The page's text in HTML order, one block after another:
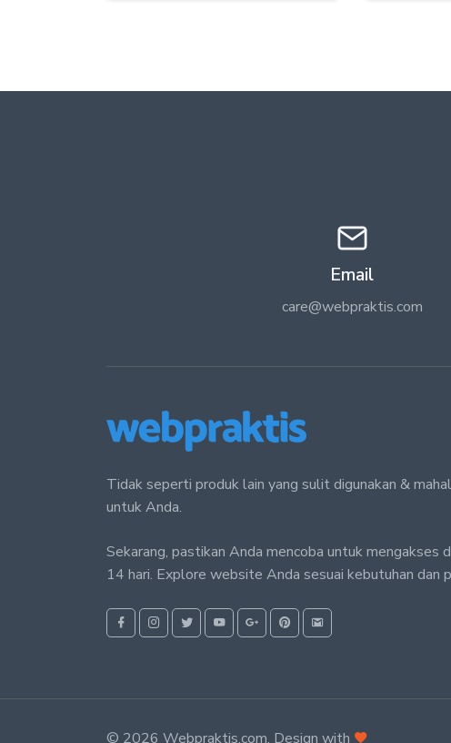
Email
care@webpraktis.com
Tidak seperti produk lain yang sulit digunakan &
untuk Anda.
Sekarang, pastikan Anda mencoba untuk mengakses
14 hari. Explore website Anda sesuai kebutuhan dan
© 2026 Webpraktis.com. Design with